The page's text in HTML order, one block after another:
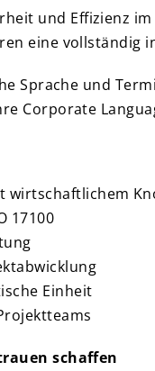
und Effizienz
eine vollständig
Sprache und
Corporate
wirtschaftlichem
17100
Einheit
schaffen